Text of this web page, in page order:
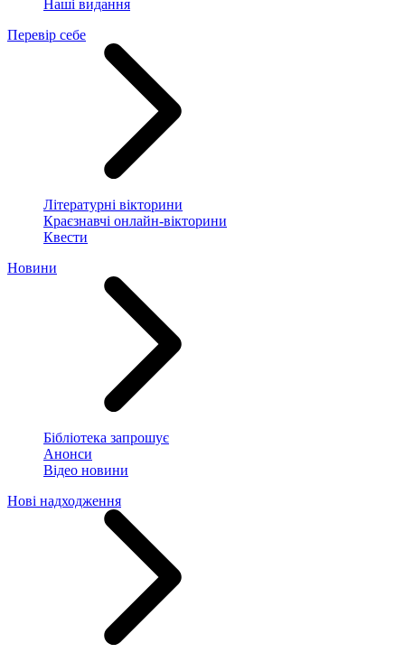
Наші видання
Перевір себе
Літературні вікторини
Краєзнавчі онлайн-вікторини
Квести
Новини
Бібліотека запрошує
Анонси
Відео новини
Нові надходження